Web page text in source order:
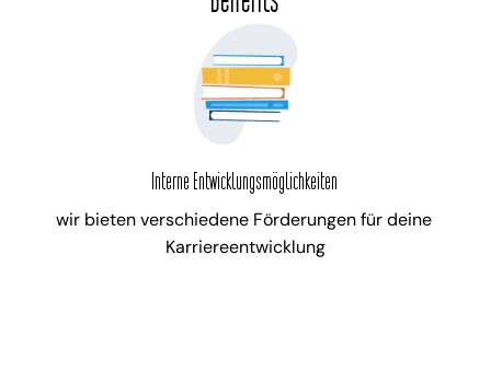
Interne Entwicklungsmöglichkeiten
wir bieten verschiedene Förderungen für deine
Karriereentwicklung